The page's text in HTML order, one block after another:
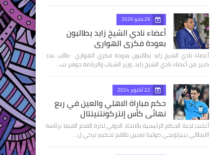
29 مايو 2026
أعضاء نادي الشيخ زايد يطالبون
بعودة فكري الهواري
أعضاء نادي الشيخ زايد يطالبون بعودة فكري الهواري طالب عدد
كبير من أعضاء نادي الشيخ زايد، وزير الشباب والرياضة جوهر نب…
22 أكتوبر 2024
حكم مباراة الاهلي والعين في ربع
نهائى كأس إنتركونتنينتال
أعلنت لجنة الحكام الرئيسية بالاتحاد الدولي لكرة القدم الفيفا برئاسة
الايطالي بييرلويجي كولينا تعيين طاقم تحكيم تركي ل…